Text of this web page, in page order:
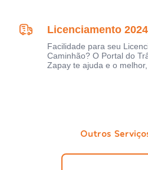
Licenciamento
Facilidade para seu
Caminhão? O Portal do
Zapay te ajuda e o
Outros